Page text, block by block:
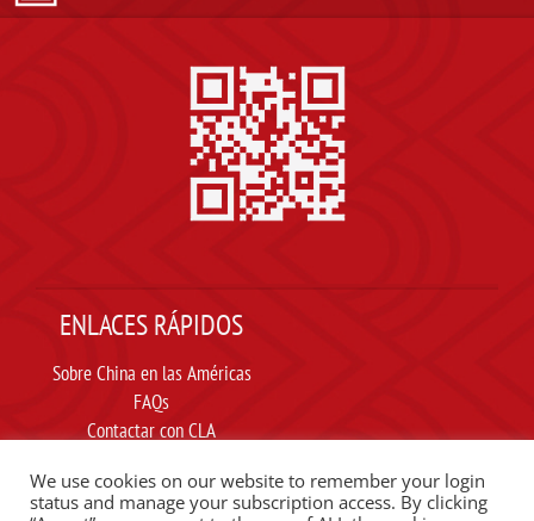
ENLACES RÁPIDOS
Sobre China en las Américas
FAQs
Contactar con CLA
Carta ética
We use cookies on our website to remember your login
status and manage your subscription access. By clicking